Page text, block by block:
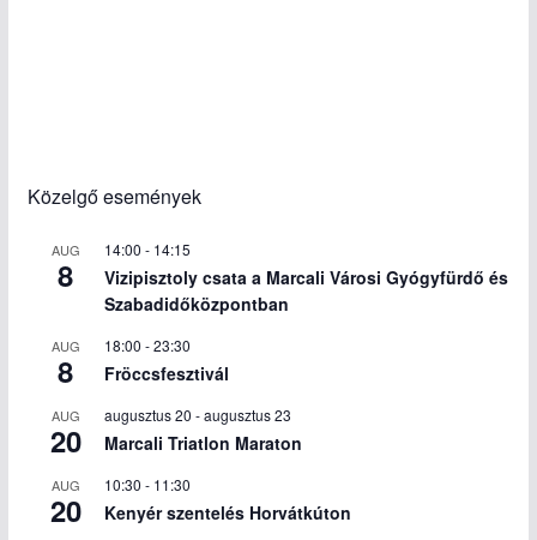
Közelgő események
AUG
8
14:00 - 14:15
Vizipisztoly csata a Marcali Városi Gyógyfürdő és
Szabadidőközpontban
AUG
8
18:00 -23:30
Fröccsfesztivál
AUG
20
augusztus 20 -augusztus 23
Marcali Triatlon Maraton
AUG
20
10:30 - 11:30
Kenyér szentelés Horvátkúton